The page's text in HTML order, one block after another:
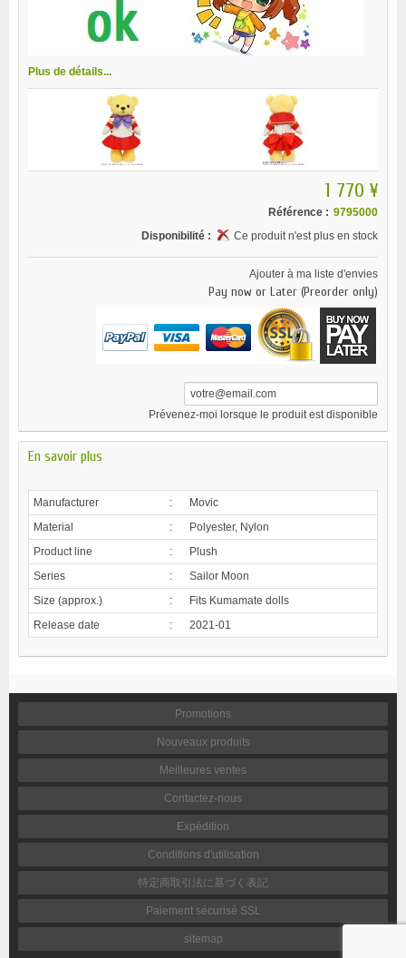
Plus de détails...
1 770 ¥
Référence : 9795000
Disponibilité :
Ce produit n'est plus en stock
Ajouter à ma liste d'envies
Pay now or Later (Preorder only)
Prévenez-moi lorsque le produit est disponible
En savoir plus
Manufacturer :
Movic
Material
:
Polyester, Nylon
Product line
:
Plush
Series
:
Sailor Moon
Size (approx.)
:
Fits Kumamate dolls
Release date
: 2021-01
Promotions
Nouveaux produits
Meilleures ventes
Contactez-nous
Expédition
Conditions d'utilisation
特定商取引法に基づく表記
Paiement sécurisé SSL
sitemap